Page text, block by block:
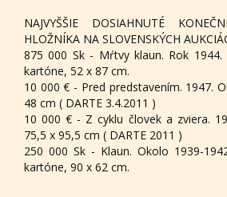
NAJVYŠŠIE DOSIAHNUTÉ
HLOŽNÍKA NA SLOVENSKÝCH
875 000 Sk - Mŕtvy klaun. Rok
kartóne, 52 x 87 cm.
10 000 € - Pred predstavením. 1947.
48 cm ( DARTE 3.4.2011 )
10 000 € - Z cyklu človek a zviera.
75,5 x 95,5 cm ( DARTE 2011 )
250 000 Sk - Klaun. Okolo 1939-
kartóne, 90 x 62 cm.